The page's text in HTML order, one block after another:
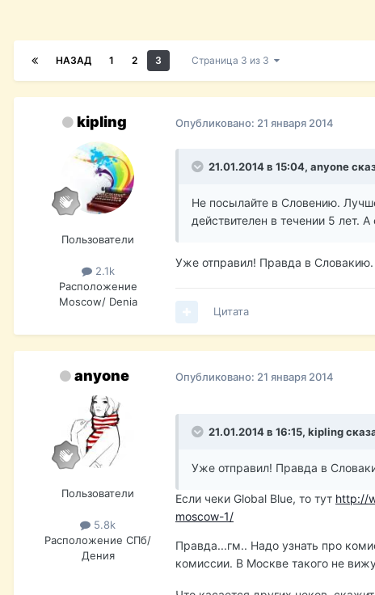
НАЗАД 1 2 3 Страница 3 из 3
kipling
Пользователи
2.1k
Расположение
Moscow/ Denia
Опубликовано: 21 января 2014
21.01.2014 в 15:04, anyone
Не посылайте в Словению.
действителен в течении 5 лет.
Уже отправил! Правда в
Цитата
anyone
Пользователи
5.8k
Расположение СПб/
Дения
Опубликовано: 21 января 2014
21.01.2014 в 16:15, kipling
Уже отправил! Правда в
Если чеки Global Blue, то тут http://
moscow-1/
Правда...гм.. Надо узнать про
комиссии. В Москве такого не